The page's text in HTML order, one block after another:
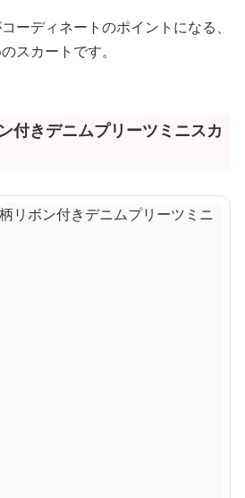
ーディネートのポイントになる、
スカートです。
付きデニムプリーツミニスカ